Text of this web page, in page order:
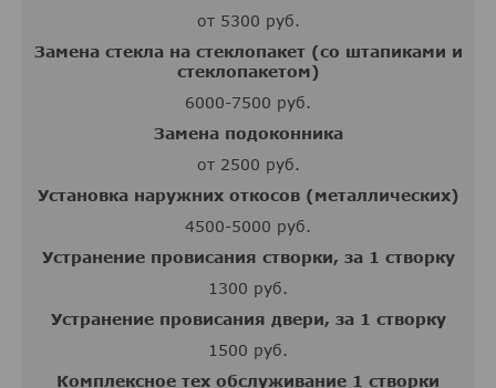
от 5300 руб.
Замена стекла на стеклопакет (со штапиками и
стеклопакетом)
6000-7500 руб.
Замена подоконника
от 2500 руб.
Установка наружних откосов (металлических)
4500-5000 руб.
Устранение провисания створки, за 1 створку
1300 руб.
Устранение провисания двери, за 1 створку
1500 руб.
Комплексное тех обслуживание 1 створки